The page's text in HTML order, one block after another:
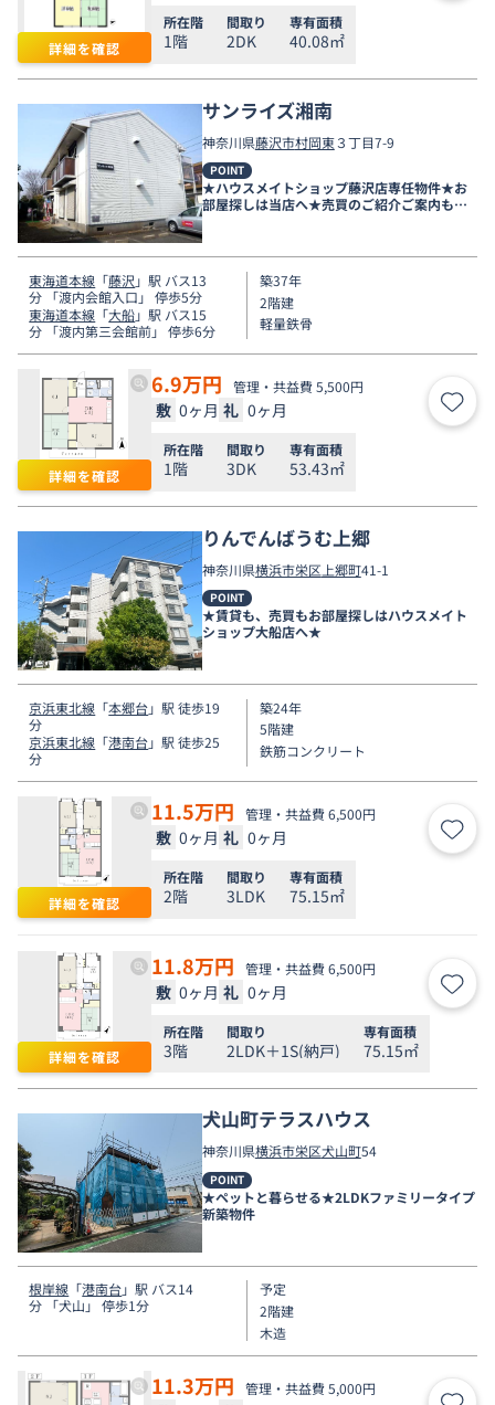
詳細を確認
所在階
1階
間取り
2DK
専有面積
40.08㎡
サンライズ湘南
神奈川県藤沢市村岡東３丁目7-9
POINT
★ハウスメイトショップ藤沢店専任物件★お
部屋探しは当店へ★売買のご紹介ご案内も可
能です★
東海道本線 「藤沢 」駅 バス13
分 「渡内会館入口」 停歩5分
東海道本線 「大船」駅 バス15
分 「渡内第三会館前」 停歩6分
築37年
2階建
軽量鉄骨
詳細を確認
6.9万円 管理・共益費 5,500円
敷 0ヶ月 礼 0ヶ月 お気
所在階
1階
間取り
3DK
専有面積
53.43㎡
りんでんばうむ上郷
神奈川県横浜市栄区 上郷町41-1
POINT
★賃貸も、売買もお部屋探しはハウスメイト
ショップ大船店へ★
京浜東北線 「本郷台」駅 徒歩19
分
京浜東北線 「港南台」駅 徒歩25
分
築24年
5階建
鉄筋コンクリート
詳細を確認
11.5万円 管理・共益費 6,500円
敷 0ヶ月 礼 0ヶ月 お気
所在階
2階
間取り
3LDK
専有面積
75.15㎡
詳細を確認
11.8万円 管理・共益費 6,500円
敷 0ヶ月 礼 0ヶ月 お気
所在階
3階
間取り
2LDK＋1S(納戸)
専有面積
75.15㎡
犬山町テラスハウス
神奈川県横浜市栄区犬山町54
POINT
★ペットと暮らせる★2LDKファミリータイプ
新築物件
根岸線 「港南台」駅 バス14
分 「犬山」 停歩1分
予定
2階建
木造
11.3万円 管理・共益費 5,000円